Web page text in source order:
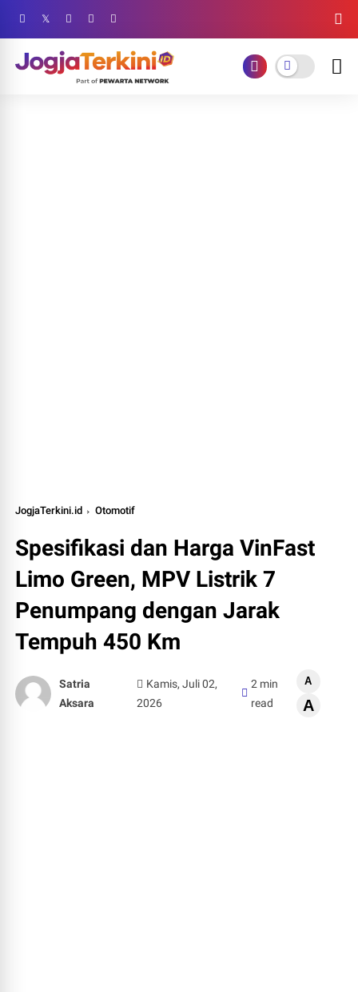
JogjaTerkini.id Otomotif
Spesifikasi dan Harga VinFast
Limo Green, MPV Listrik 7
Penumpang dengan Jarak
Tempuh 450 Km
Satria
Aksara
Kamis, Juli 02,
2026
2 min
read
A
A